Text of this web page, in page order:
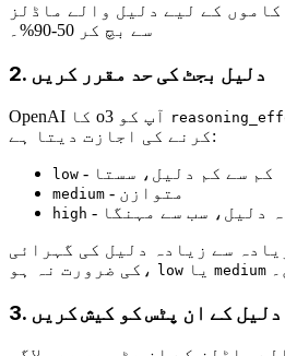
کے لیے دلیل والے ماڈلز
سے بچ کر 50-90%۔
2. دلیل بجٹ کی حد مقرر کریں
کرنے کی اجازت دیتا ہے:
low - کم سے کم دلیل، سستا
medium - متوازن
high
دلیل، سب سے مہنگا
سے زیادہ دلیل کی گہرائی
کی ضرورت نہ ہو، low medium
3. دلیل کے ان پٹس کو کیش کریں